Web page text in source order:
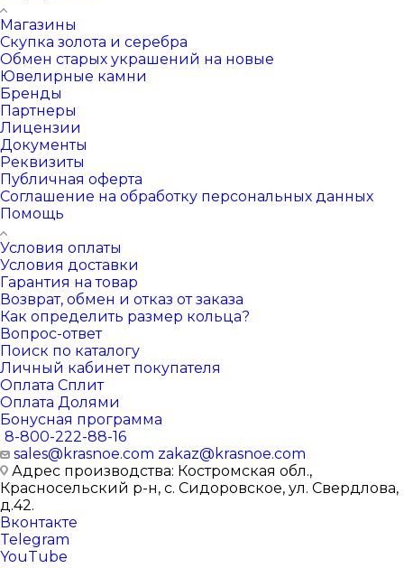
Магазины
Скупка золота и серебра
Обмен старых украшений на новые
Ювелирные камни
Бренды
Партнеры
Лицензии
Документы
Реквизиты
Публичная оферта
Соглашение на обработку персональных данных
Помощь
Условия оплаты
Условия доставки
Гарантия на товар
Возврат, обмен и отказ от заказа
Как определить размер кольца?
Вопрос-ответ
Поиск по каталогу
Личный кабинет покупателя
Оплата Сплит
Оплата Долями
Бонусная программа
8-800-222-88-16
sales@krasnoe.com zakaz@krasnoe.com
Адрес производства: Костромская обл.,
Красносельский р-н, с. Сидоровское, ул. Свердлова,
д.42.
Вконтакте
Telegram
YouTube